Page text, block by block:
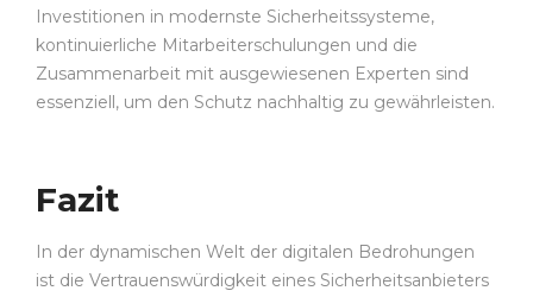
Investitionen in modernste Sicherheitssysteme,
kontinuierliche Mitarbeiterschulungen und die
Zusammenarbeit mit ausgewiesenen Experten sind
essenziell, um den Schutz nachhaltig zu gewährleisten.
Fazit
In der dynamischen Welt der digitalen Bedrohungen
ist die Vertrauenswürdigkeit eines Sicherheitsanbieters